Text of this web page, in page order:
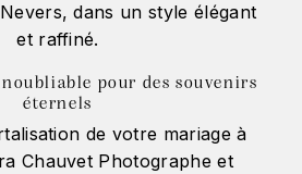
dans un style élégant
et raffiné.
pour des souvenirs
éternels
de votre mariage à
Chauvet Photographe et